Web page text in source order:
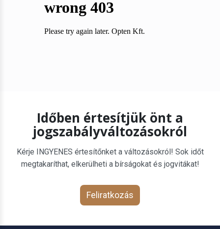
Időben értesítjük önt a
jogszabályváltozásokról
Kérje INGYENES értesítőnket a változásokról! Sok időt
megtakaríthat, elkerülheti a bírságokat és jogvitákat!
Feliratkozás